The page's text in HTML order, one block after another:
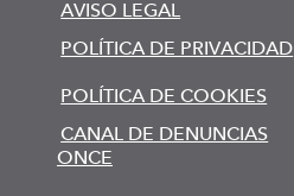
AVISO LEGAL
POLÍTICA DE PRIVACIDAD
POLÍTICA DE COOKIES
CANAL DE DENUNCIAS
ONCE